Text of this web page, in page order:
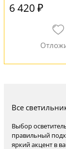
6 420 ₽
Все
Выбор
правильный
яркий акцент в